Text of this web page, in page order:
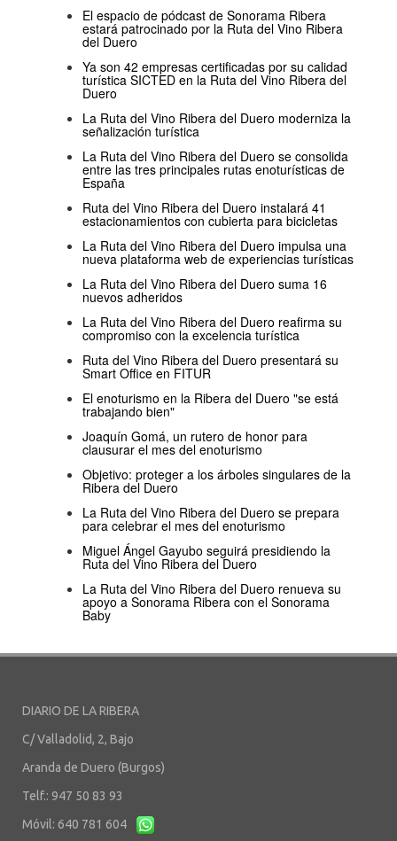
El espacio de pódcast de Sonorama Ribera
estará patrocinado por la Ruta del Vino Ribera
del Duero
Ya son 42 empresas certificadas por su calidad
turística SICTED en la Ruta del Vino Ribera del
Duero
La Ruta del Vino Ribera del Duero moderniza la
señalización turística
La Ruta del Vino Ribera del Duero se consolida
entre las tres principales rutas enoturísticas de
España
Ruta del Vino Ribera del Duero instalará 41
estacionamientos con cubierta para bicicletas
La Ruta del Vino Ribera del Duero impulsa una
nueva plataforma web de experiencias turísticas
La Ruta del Vino Ribera del Duero suma 16
nuevos adheridos
La Ruta del Vino Ribera del Duero reafirma su
compromiso con la excelencia turística
Ruta del Vino Ribera del Duero presentará su
Smart Office en FITUR
El enoturismo en la Ribera del Duero "se está
trabajando bien"
Joaquín Gomá, un rutero de honor para
clausurar el mes del enoturismo
Objetivo: proteger a los árboles singulares de la
Ribera del Duero
La Ruta del Vino Ribera del Duero se prepara
para celebrar el mes del enoturismo
Miguel Ángel Gayubo seguirá presidiendo la
Ruta del Vino Ribera del Duero
La Ruta del Vino Ribera del Duero renueva su
apoyo a Sonorama Ribera con el Sonorama
Baby
DIARIO DE LA RIBERA
C/ Valladolid, 2, Bajo
Aranda de Duero (Burgos)
Telf.: 947 50 83 93
Móvil: 640 781 604